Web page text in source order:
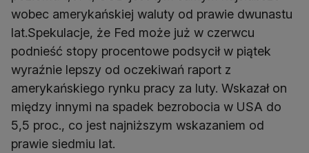
wobec amerykańskiej waluty od prawie dwunastu
lat.Spekulacje, że Fed może już w czerwcu
podnieść stopy procentowe podsycił w piątek
wyraźnie lepszy od oczekiwań raport z
amerykańskiego rynku pracy za luty. Wskazał on
między innymi na spadek bezrobocia w USA do
5,5 proc., co jest najniższym wskazaniem od
prawie siedmiu lat.